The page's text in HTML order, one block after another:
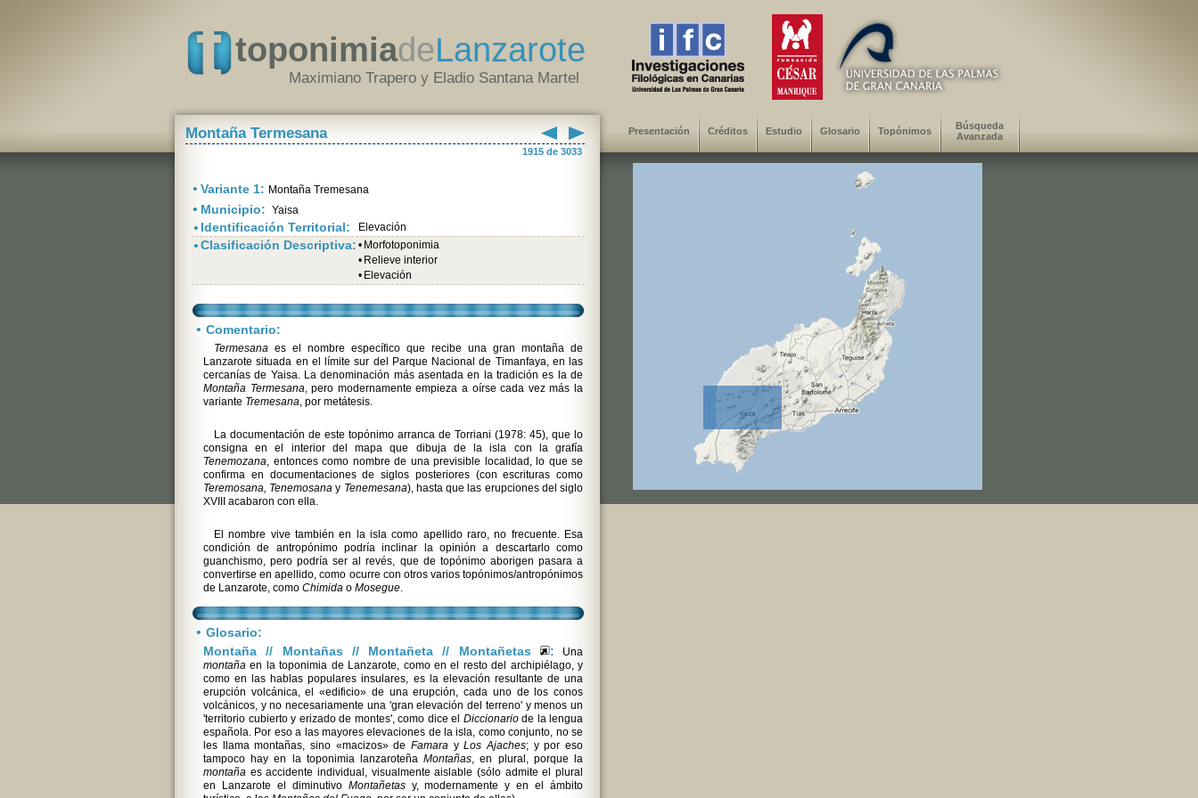
toponimiadeLanzarote
Maximiano Trapero y Eladio Santana Martel
Montaña Termesana
1915 de 3033
• Variante 1: Montaña Tremesana
• Municipio: Yaisa
• Identificación Territorial: Elevación
•Clasificación Descriptiva: • Morfotoponimia
• Relieve interior
• Elevación
• Comentario:
Termesana es el nombre específico que recibe una gran montaña de
Lanzarote situada en el límite sur del Parque Nacional de Timanfaya, en las
cercanías de Yaisa. La denominación más asentada en la tradición es la de
Montaña Termesana, pero modernamente empieza a oírse cada vez más la
variante Tremesana, por metátesis.
La documentación de este topónimo arranca de Torriani (1978: 45), que lo
consigna en el interior del mapa que dibuja de la isla con la grafía
Tenemozana, entonces como nombre de una previsible localidad, lo que se
confirma en documentaciones de siglos posteriores (con escrituras como
Teremosana, Tenemosana y Tenemesana), hasta que las erupciones del siglo
XVIII acabaron con ella.
El nombre vive también en la isla como apellido raro, no frecuente. Esa
condición de antropónimo podría inclinar la opinión a descartarlo como
guanchismo, pero podría ser al revés, que de topónimo aborigen pasara a
convertirse en apellido, como ocurre con otros varios topónimos/antropónimos
de Lanzarote, como Chimida o Mosegue.
• Glosario:
Montaña // Montañas // Montañeta // Montañetas
: Una
montaña en la toponimia de Lanzarote, como en el resto del archipiélago, y
como en las hablas populares insulares, es la elevación resultante de una
erupción volcánica, el «edificio» de una erupción, cada uno de los conos
volcánicos, y no necesariamente una 'gran elevación del terreno' y menos un
'territorio cubierto y erizado de montes', como dice el Diccionariode la lengua
española. Por eso a las mayores elevaciones de la isla, como conjunto, no se
les llama montañas, sino «macizos» de Famara yLos Ajaches; y por eso
tampoco hay en la toponimia lanzaroteñaMontañas, en plural, porque la
montaña es accidente individual, visualmente aislable (sólo admite el plural
en Lanzarote el diminutivo Montañetasy, modernamente y en el ámbito
Presentación Créditos Estudio Glosario Topónimos
Búsqueda
Avanzada